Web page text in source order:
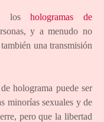
loshologramas de
y a menudo no
una transmisión
holograma puede ser
minorías sexuales y de
pero que la libertad